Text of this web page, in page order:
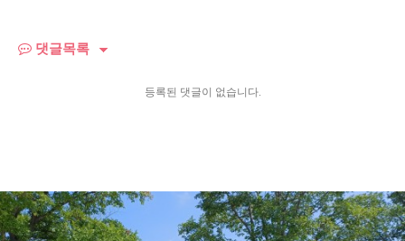
댓글목록
등록된 댓글이 없습니다.